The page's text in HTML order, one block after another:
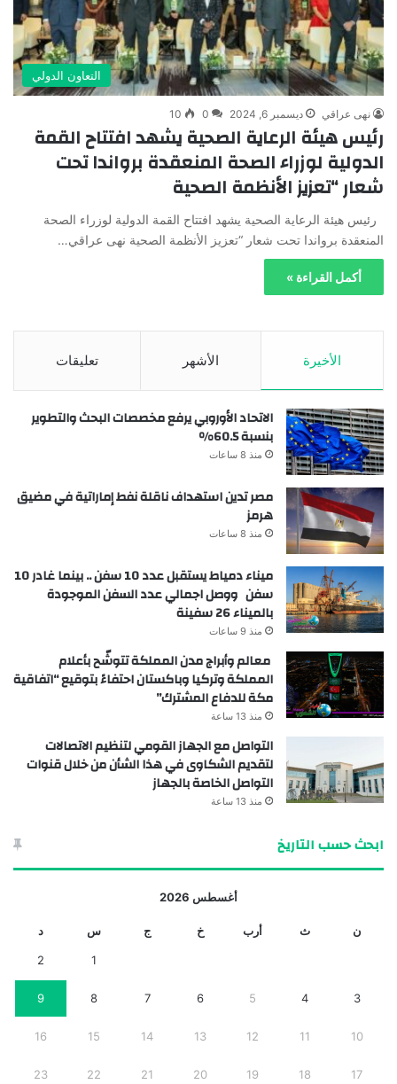
التعاون الدولي
نهى عراقي ديسمبر 6, 2024 0
10
رئيس هيئة الرعاية الصحية يشهد افتتاح القمة
الدولية لوزراء الصحة المنعقدة برواندا تحت
شعار “تعزيز الأنظمة الصحية
رئيس هيئة الرعاية الصحية يشهد افتتاح القمة الدولية لوزراء الصحة
المنعقدة برواندا تحت شعار “تعزيز الأنظمة الصحية نهى عراقي…
أكمل القراءة »
الأخيرة الأشهر تعليقات
الاتحاد الأوروبي يرفع مخصصات البحث والتطوير
بنسبة 60.5%
منذ 8 ساعات
مصر تدين استهداف ناقلة نفط إماراتية في مضيق
هرمز
منذ 8 ساعات
ميناء دمياط يستقبل عدد 10 سفن .. بينما غادر 10
سفن ووصل اجمالي عدد السفن الموجودة
بالميناء 26 سفينة
منذ 9 ساعات
معالم وأبراج مدن المملكة تتوشّح بأعلام
المملكة وتركيا وباكستان احتفاءً بتوقيع “اتفاقية
مكة للدفاع المشترك”
منذ 13 ساعة
التواصل مع الجهاز القومي لتنظيم الاتصالات
لتقديم الشكاوى في هذا الشأن من خلال قنوات
التواصل الخاصة بالجهاز
منذ 13 ساعة
ابحث حسب التاريخ
أغسطس 2026
ن ث أرب خ ج س د
1
2
3
4
5
6
7
8
9
10
11
12
13
14
15
16
17
18
19
20
21
22
23